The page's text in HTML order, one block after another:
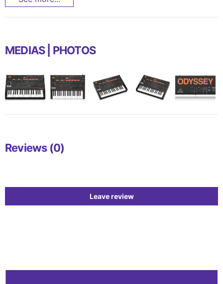
MEDIAS | PHOTOS
Reviews (0)
Leave review